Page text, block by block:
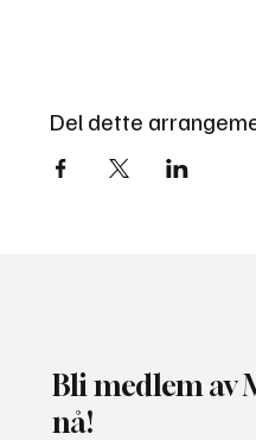
Del dette
Bli medlem av
nå!